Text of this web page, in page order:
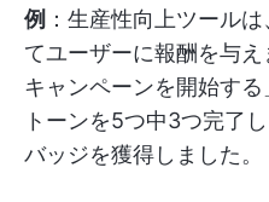
例 ：生産性向上ツール
てユーザーに報酬を与
キャンペーンを開始す
トーンを5つ中3つ完了
バッジを獲得しました。